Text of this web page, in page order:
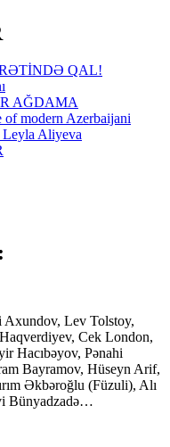
QAL!
AĞDAMA
of modern Azerbaijani
Leyla Aliyeva
Axundov, Lev Tolstoy,
Cek London,
Hacıbəyov, Pənahi
Bayramov, Hüseyn Arif,
Əkbəroğlu (Füzuli), Alı
Bünyadzadə…